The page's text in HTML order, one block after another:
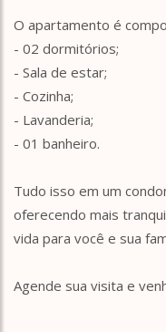
O apartamento é
- 02 dormitórios;
- Sala de estar;
- Cozinha;
- Lavanderia;
- 01 banheiro.
Tudo isso em um
oferecendo mais
vida para você e sua
Agende sua visita e